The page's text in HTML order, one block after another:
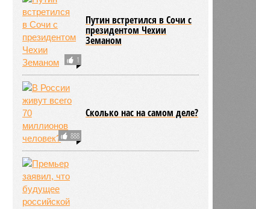
1
Путин встретился в Сочи с
президентом Чехии
Земаном
888
Сколько нас на самом деле?